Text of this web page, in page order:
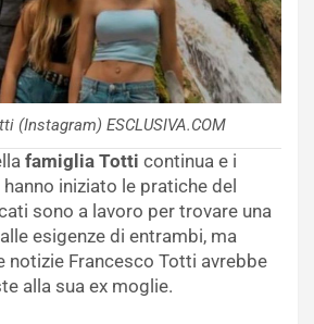
(Instagram) ESCLUSIVA.COM
famiglia Totti continua e i
iniziato le pratiche del
sono a lavoro per trovare una
esigenze di entrambi, ma
notizie Francesco Totti avrebbe
alla sua ex moglie.